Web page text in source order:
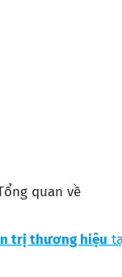
quan về
trị thương hiệu